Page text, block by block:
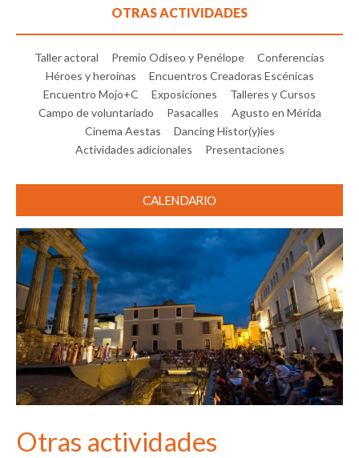
OTRAS ACTIVIDADES
Taller actoral Premio Odiseo y Penélope
Conferencias
Héroes y heroínas
Encuentros Creadoras Escénicas
Encuentro Mojo+C
Exposiciones
Talleres y Cursos
Campo de voluntariado
Pasacalles
Agusto en Mérida
Cinema Aestas
Dancing Histor(y)ies
Actividades adicionales
Presentaciones
CALENDARIO
Otras actividades